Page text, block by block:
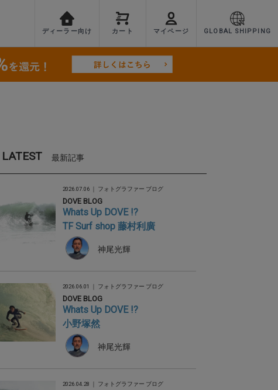
ディーラー向け カート マイページ GLOBAL SHIPPING
LATEST 最新記事
2026.07.06 ｜ フォトグラファー ブログ
DOVE BLOG
Whats Up DOVE !?
TF Surf shop 藤村利廣
神尾光輝
2026.06.01 ｜ フォトグラファー ブログ
DOVE BLOG
Whats Up DOVE !?
小野塚然
神尾光輝
2026.04.28 ｜ フォトグラファー ブログ